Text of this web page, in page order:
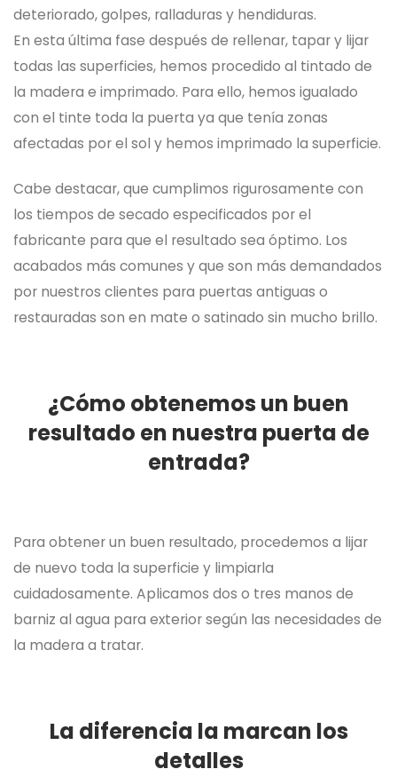
deteriorado, golpes, ralladuras y hendiduras.
En esta última fase después de rellenar, tapar y lijar
todas las superficies, hemos procedido al tintado de
la madera e imprimado. Para ello, hemos igualado
con el tinte toda la puerta ya que tenía zonas
afectadas por el sol y hemos imprimado la superficie.
Cabe destacar, que cumplimos rigurosamente con
los tiempos de secado especificados por el
fabricante para que el resultado sea óptimo. Los
acabados más comunes y que son más demandados
por nuestros clientes para puertas antiguas o
restauradas son en mate o satinado sin mucho brillo.
¿Cómo obtenemos un buen
resultado en nuestra puerta de
entrada?
Para obtener un buen resultado, procedemos a lijar
de nuevo toda la superficie y limpiarla
cuidadosamente. Aplicamos dos o tres manos de
barniz al agua para exterior según las necesidades de
la madera a tratar.
La diferencia la marcan los
detalles